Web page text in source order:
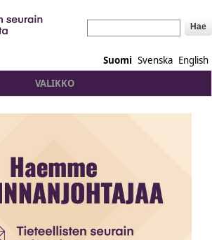
Suomi Svenska English
VALIKKO